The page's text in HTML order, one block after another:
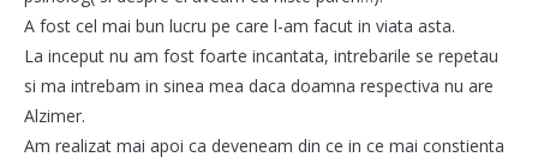
A fost cel mai bun lucru pe care l-am facut in viata asta.
La inceput nu am fost foarte incantata, intrebarile se repetau
si ma intrebam in sinea mea daca doamna respectiva nu are
Alzimer.
Am realizat mai apoi ca deveneam din ce in ce mai constienta